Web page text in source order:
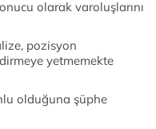
olarak varoluşlarını
pozisyon
yetmemekte
olduğuna şüphe